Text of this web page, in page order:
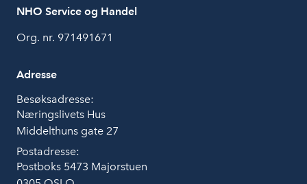
NHO Service og Handel
Org. nr. 971491671
Adresse
Besøksadresse:
Næringslivets Hus
Middelthuns gate 27
Postadresse:
Postboks 5473 Majorstuen